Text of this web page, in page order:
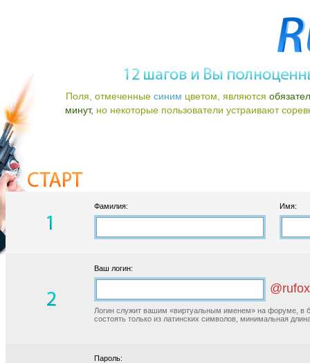
Поля, отмеченные синим цветом, являются
минут, но некоторые пользователи устраивают
Фамилия: Имя:
Ваш логин:
Логин служит вашим «виртуальным именем» на форуме, в
состоять только из латинских символов, минимальная
Пароль: